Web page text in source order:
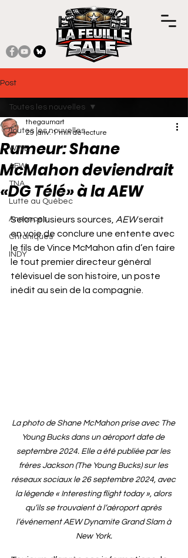
Post
Toutes les nouvelles
WWE
AEW
TNA
Lutte au Québec
Annonces
Chroniques
INDY
Toutes les nouvelles
Rumeur: Shane
McMahon deviendrait
«DG Télé» à la AEW
thegaumart
29 janv. 1 min de lecture
Noté NaN étoiles sur 5.
Selon plusieurs sources, AEW serait
en voie de conclure une entente avec
le fils de Vince McMahon afin d’en faire
le tout premier directeur général
télévisuel de son histoire, un poste
inédit au sein de la compagnie.
La photo de Shane McMahon prise avec The
Young Bucks dans un aéroport date de
septembre 2024. Elle a été publiée par les
frères Jackson (The Young Bucks) sur les
réseaux sociaux le 26 septembre 2024, avec
la légende « Interesting flight today », alors
qu’ils se trouvaient à l’aéroport après
l’événement AEW Dynamite Grand Slam à
New York.